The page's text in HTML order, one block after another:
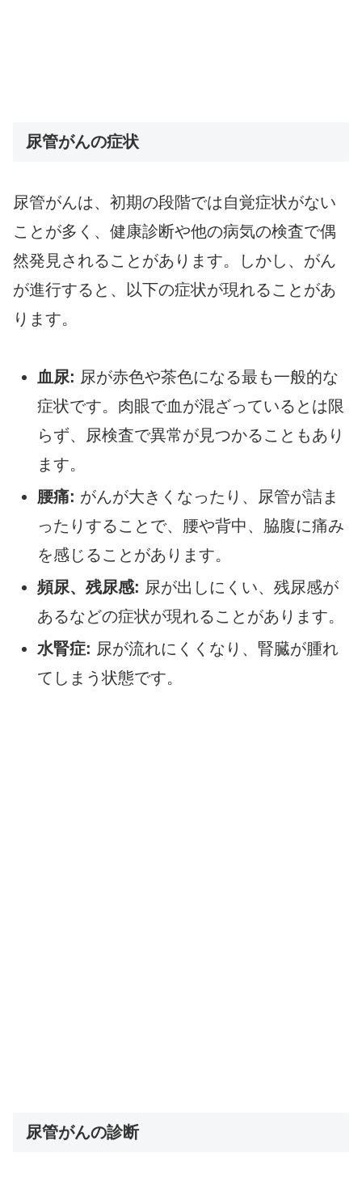
尿管がんの症状
尿管がんは、初期の段階では自覚症状がない
ことが多く、健康診断や他の病気の検査で偶
然発見されることがあります。しかし、がん
が進行すると、以下の症状が現れることがあ
ります。
血尿: 尿が赤色や茶色になる最も一般的な
症状です。肉眼で血が混ざっているとは限
らず、尿検査で異常が見つかることもあり
ます。
腰痛: がんが大きくなったり、尿管が詰ま
ったりすることで、腰や背中、脇腹に痛み
を感じることがあります。
頻尿、残尿感: 尿が出しにくい、残尿感が
あるなどの症状が現れることがあります。
水腎症: 尿が流れにくくなり、腎臓が腫れ
てしまう状態です。
尿管がんの診断